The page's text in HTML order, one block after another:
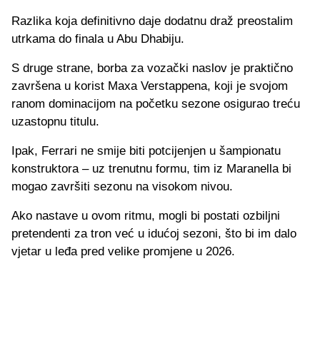
Razlika koja definitivno daje dodatnu draž preostalim
utrkama do finala u Abu Dhabiju.
S druge strane, borba za vozački naslov je praktično
završena u korist Maxa Verstappena, koji je svojom
ranom dominacijom na početku sezone osigurao treću
uzastopnu titulu.
Ipak, Ferrari ne smije biti potcijenjen u šampionatu
konstruktora – uz trenutnu formu, tim iz Maranella bi
mogao završiti sezonu na visokom nivou.
Ako nastave u ovom ritmu, mogli bi postati ozbiljni
pretendenti za tron već u idućoj sezoni, što bi im dalo
vjetar u leđa pred velike promjene u 2026.